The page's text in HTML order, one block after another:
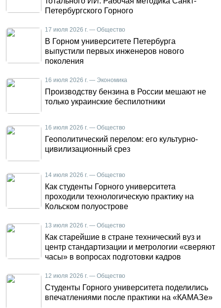
Петербургского Горного
17 июля 2026 г. — Общество
В Горном университете Петербурга
выпустили первых инженеров нового
поколения
16 июля 2026 г. — Экономика
Производству бензина в России мешают не
только украинские беспилотники
16 июля 2026 г. — Общество
Геополитический перелом: его культурно-
цивилизационный срез
14 июля 2026 г. — Общество
Как студенты Горного университета
проходили технологическую практику на
Кольском полуострове
13 июля 2026 г. — Общество
Как старейшие в стране технический вуз и
центр стандартизации и метрологии «сверяют
часы» в вопросах подготовки кадров
12 июля 2026 г. — Общество
Студенты Горного университета поделились
впечатлениями после практики на «КАМАЗе»